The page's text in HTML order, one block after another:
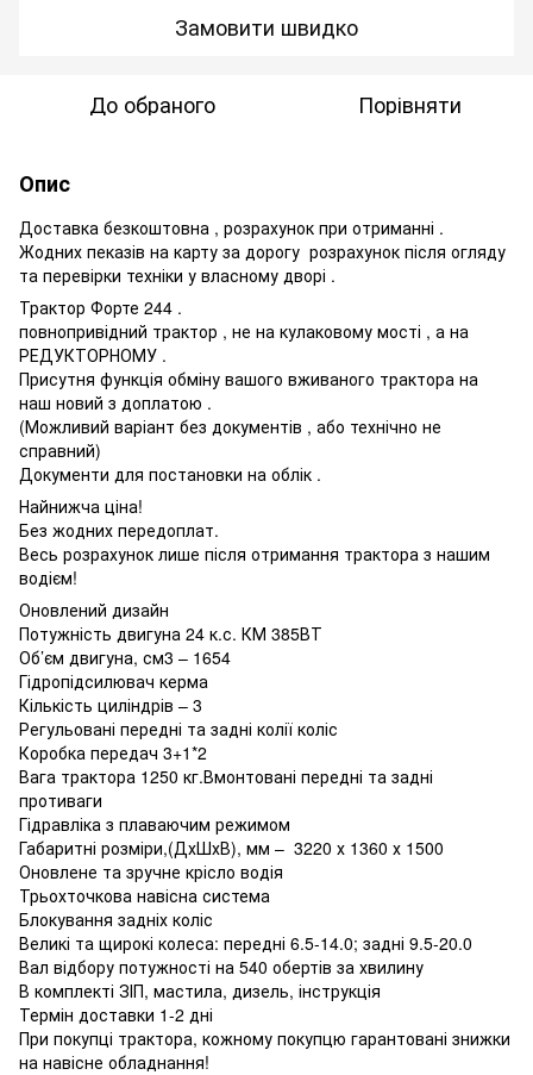
Замовити швидко
До обраного Порівняти
Опис
Доставка безкоштовна , розрахунок при отриманні .
Жодних пеказів на карту за дорогу розрахунок після огляду
та перевірки техніки у власному дворі .
Трактор Форте 244 .
повнопривідний трактор , не на кулаковому мості , а на
РЕДУКТОРНОМУ .
Присутня функція обміну вашого вживаного трактора на
наш новий з доплатою .
(Можливий варіант без документів , або технічно не
справний)
Документи для постановки на облік .
Найнижча ціна!
Без жодних передоплат.
Весь розрахунок лише після отримання трактора з нашим
водієм!
Оновлений дизайн
Потужність двигуна 24 к.с. КМ 385ВТ
Об’єм двигуна, см3 – 1654
Гідропідсилювач керма
Кількість циліндрів – 3
Регульовані передні та задні колії коліс
Коробка передач 3+1*2
Вага трактора 1250 кг.Вмонтовані передні та задні
противаги
Гідравліка з плаваючим режимом
Габаритні розміри,(ДхШхВ), мм – 3220 х 1360 х 1500
Оновлене та зручне крісло водія
Трьохточкова навісна система
Блокування задніх коліс
Великі та щирокі колеса: передні 6.5-14.0; задні 9.5-20.0
Вал відбору потужності на 540 обертів за хвилину
В комплекті ЗІП, мастила, дизель, інструкція
Термін доставки 1-2 дні
При покупці трактора, кожному покупцю гарантовані знижки
на навісне обладнання!